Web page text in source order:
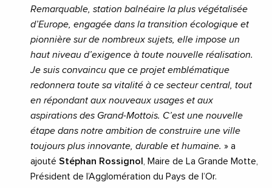
Remarquable, station balnéaire la plus végétalisée
d’Europe, engagée dans la transition écologique et
pionnière sur de nombreux sujets, elle impose un
haut niveau d’exigence à toute nouvelle réalisation.
Je suis convaincu que ce projet emblématique
redonnera toute sa vitalité à ce secteur central, tout
en répondant aux nouveaux usages et aux
aspirations des Grand-Mottois. C’est une nouvelle
étape dans notre ambition de construire une ville
toujours plus innovante, durable et humaine. » a
ajouté Stéphan Rossignol
, Maire de La Grande Motte,
Président de l’Agglomération du Pays de l’Or.